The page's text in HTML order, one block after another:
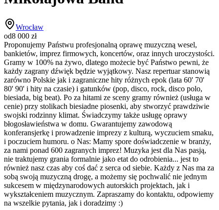
Wrocław
od8 000 zł
Proponujemy Państwu profesjonalną oprawę muzyczną wesel,
bankietów, imprez firmowych, koncertów, oraz innych uroczystości.
Gramy w 100% na żywo, dlatego możecie być Państwo pewni, że
każdy zagrany dźwięk będzie wyjątkowy. Nasz repertuar stanowią
zarówno Polskie jak i zagraniczne hity różnych epok (lata 60' 70'
80' 90' i hity na czasie) i gatunków (pop, disco, rock, disco polo,
biesiada, big beat). Po za hitami ze sceny gramy również (usługa w
cenie) przy stolikach biesiadne piosenki, aby stworzyć prawdziwie
swojski rodzinny klimat. Świadczymy także usługę oprawy
błogosławieństwa w domu. Gwarantujemy zawodową
konferansjerkę i prowadzenie imprezy z kulturą, wyczuciem smaku,
i poczuciem humoru. o Nas: Mamy spore doświadczenie w branży,
za nami ponad 600 zagranych imprez! Muzyka jest dla Nas pasją,
nie traktujemy grania formalnie jako etat do odrobienia... jest to
również nasz czas aby coś dać z serca od siebie. Każdy z Nas ma za
sobą swoją muzyczną drogę, a możemy się pochwalić nie jednym
sukcesem w międzynarodowych autorskich projektach, jak i
wykształceniem muzycznym. Zapraszamy do kontaktu, odpowiemy
na wszelkie pytania, jak i doradzimy :)